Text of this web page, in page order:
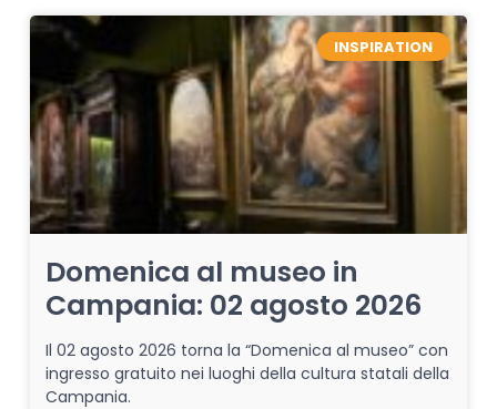
INSPIRATION
Domenica al museo in
Campania: 02 agosto 2026
Il 02 agosto 2026 torna la “Domenica al museo” con
ingresso gratuito nei luoghi della cultura statali della
Campania.